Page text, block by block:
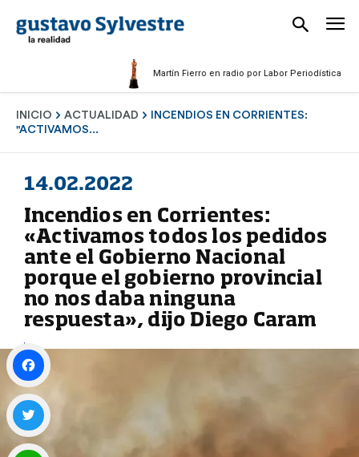
Martín Fierro en radio por Labor Periodística
INICIO ACTUALIDAD
INCENDIOS EN CORRIENTES:
"ACTIVAMOS...
14.02.2022
Incendios en Corrientes:
«Activamos todos los pedidos
ante el Gobierno Nacional
porque el gobierno provincial
no nos daba ninguna
respuesta», dijo Diego Caram
Facebook
Twitter